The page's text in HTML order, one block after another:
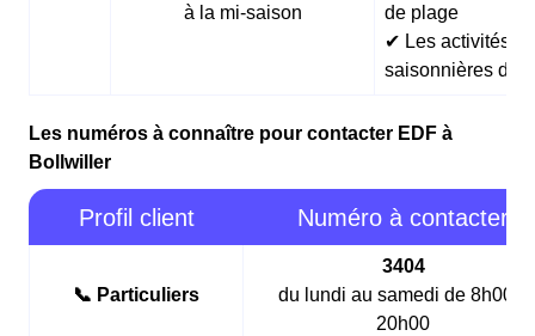
à la mi-saison
de plage
✔ Les activités
saisonnières
Les numéros à connaître pour contacter EDF à
Bollwiller
Profil client Numéro à contacter
📞 Particuliers
3404
du lundi au samedi de 8h00 à
20h00